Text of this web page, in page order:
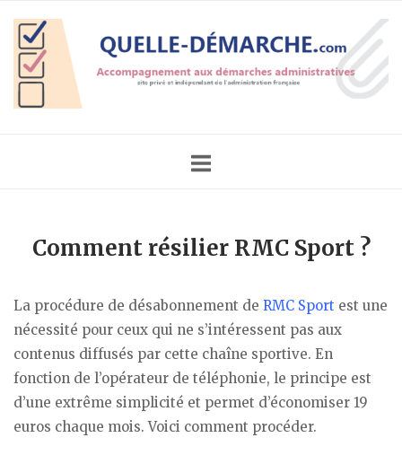
content
Home
Comment résilier RMC Sport ?
La procédure de désabonnement de RMC Sport est une
nécessité pour ceux qui ne s’intéressent pas aux
contenus diffusés par cette chaîne sportive. En
fonction de l’opérateur de téléphonie, le principe est
d’une extrême simplicité et permet d’économiser 19
euros chaque mois. Voici comment procéder.